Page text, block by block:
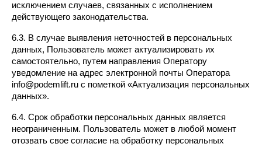
исключением случаев, связанных с исполнением
действующего законодательства.
6.3. В случае выявления неточностей в персональных
данных, Пользователь может актуализировать их
самостоятельно, путем направления Оператору
уведомление на адрес электронной почты Оператора
info@podemlift.ru с пометкой «Актуализация персональных
данных».
6.4. Срок обработки персональных данных является
неограниченным. Пользователь может в любой момент
отозвать свое согласие на обработку персональных